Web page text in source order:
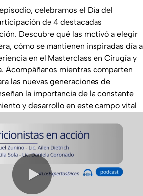
celebramos el Día del
de 4 destacadas
Descubre qué las motivó a elegir
cómo se mantienen inspiradas día a
en el Masterclass en Cirugía y
Acompáñanos mientras comparten
las nuevas generaciones de
la importancia de la constante
y desarrollo en este campo vital